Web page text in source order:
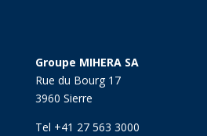
Groupe MIHERA SA
Rue du Bourg 17
3960 Sierre
Tel +41 27 563 3000